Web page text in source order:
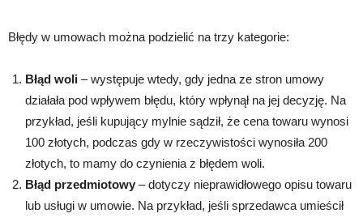
Błędy w umowach można podzielić na trzy kategorie:
Błąd woli – występuje wtedy, gdy jedna ze stron umowy
działała pod wpływem błędu, który wpłynął na jej decyzję. Na
przykład, jeśli kupujący mylnie sądził, że cena towaru wynosi
100 złotych, podczas gdy w rzeczywistości wynosiła 200
złotych, to mamy do czynienia z błędem woli.
Błąd przedmiotowy – dotyczy nieprawidłowego opisu towaru
lub usługi w umowie. Na przykład, jeśli sprzedawca umieścił